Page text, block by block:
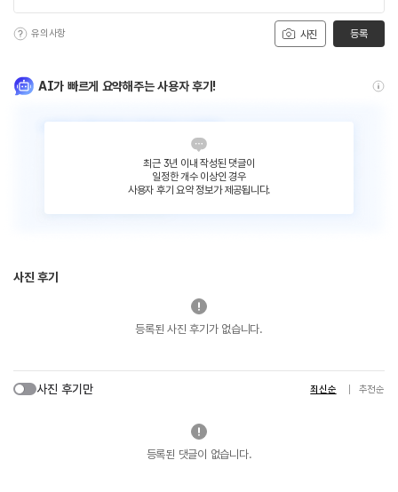
사진
유의사항 등록
AI가 빠르게 요약해주는 사용자 후기!
최근 3년 이내 작성된 댓글이
일정한 개수 이상인 경우
사용자 후기 요약 정보가 제공됩니다.
사진 후기
등록된 사진 후기가 없습니다.
사진 후기만 최신순 추천순
등록된 댓글이 없습니다.